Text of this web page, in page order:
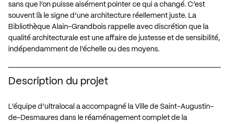
sans que l’on puisse aisément pointer ce qui a changé. C’est
souvent là le signe d’une architecture réellement juste. La
Bibliothèque Alain-Grandbois rappelle avec discrétion que la
qualité architecturale est une affaire de justesse et de sensibilité,
indépendamment de l’échelle ou des moyens.
Description du projet
L’équipe d’ultralocal a accompagné la Ville de Saint-Augustin-
de-Desmaures dans le réaménagement complet de la